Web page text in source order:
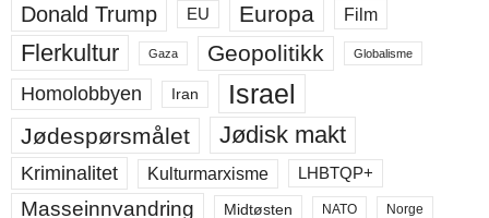
Donald Trump EU Europa Film
Flerkultur Gaza Geopolitikk Globalisme
Homolobbyen Iran Israel
Jødespørsmålet Jødisk makt
Kriminalitet Kulturmarxisme LHBTQP+
Masseinnvandring Midtøsten NATO Norge